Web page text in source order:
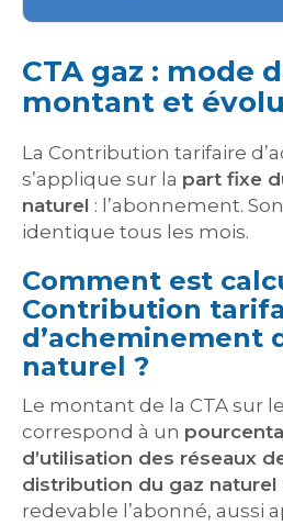
CTA gaz : mode
montant et
La Contribution tarifaire
s’applique sur la part fixe
naturel : l’abonnement.
identique tous les mois.
Comment est
Contribution
d’acheminement
naturel ?
Le montant de la CTA sur
correspond à un
d’utilisation des réseaux
distribution du gaz naturel
redevable l’abonné, aussi